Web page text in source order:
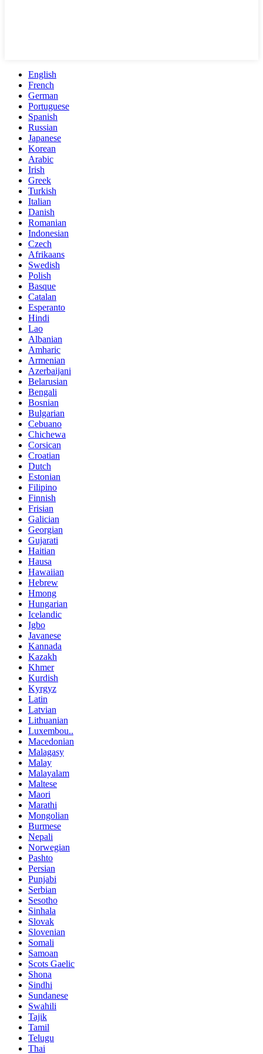
English
French
German
Portuguese
Spanish
Russian
Japanese
Korean
Arabic
Irish
Greek
Turkish
Italian
Danish
Romanian
Indonesian
Czech
Afrikaans
Swedish
Polish
Basque
Catalan
Esperanto
Hindi
Lao
Albanian
Amharic
Armenian
Azerbaijani
Belarusian
Bengali
Bosnian
Bulgarian
Cebuano
Chichewa
Corsican
Croatian
Dutch
Estonian
Filipino
Finnish
Frisian
Galician
Georgian
Gujarati
Haitian
Hausa
Hawaiian
Hebrew
Hmong
Hungarian
Icelandic
Igbo
Javanese
Kannada
Kazakh
Khmer
Kurdish
Kyrgyz
Latin
Latvian
Lithuanian
Luxembou..
Macedonian
Malagasy
Malay
Malayalam
Maltese
Maori
Marathi
Mongolian
Burmese
Nepali
Norwegian
Pashto
Persian
Punjabi
Serbian
Sesotho
Sinhala
Slovak
Slovenian
Somali
Samoan
Scots Gaelic
Shona
Sindhi
Sundanese
Swahili
Tajik
Tamil
Telugu
Thai